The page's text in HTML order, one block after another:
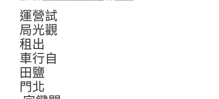
運營試
局光觀
租出
車行自
田鹽
門北